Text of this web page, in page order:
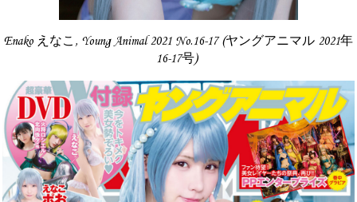
Enako えなこ, Young Animal 2021 No.16-17 (ヤングアニマル 2021年
16-17号)